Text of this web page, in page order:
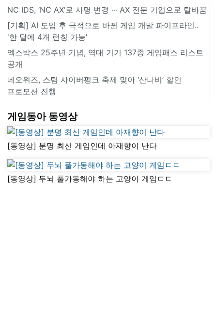
NC IDS, ‘NC AX’로 사명 변경 ∙∙∙ AX 전문 기업으로 탈바꿈
[기획] AI 도입 후 극적으로 바뀐 게임 개발 파이프라인..
'한 달에 4개 런칭 가능'
엑스박스 25주년 기념, 역대 기기 137종 게임패스 리스트
공개
네오위즈, 스팀 사이버펑크 축제 맞아 ‘산나비’ 할인
프로모션 진행
게임동아 동영상
[동영상] 분명 최신 게임인데 아재향이 난다
[동영상] 두뇌 풀가동해야 하는 고양이 게임ㄷㄷ